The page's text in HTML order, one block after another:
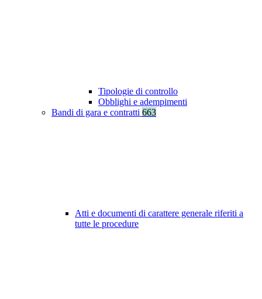
Tipologie di controllo
Obblighi e adempimenti
Bandi di gara e contratti 663
Atti e documenti di carattere generale riferiti a
tutte le procedure